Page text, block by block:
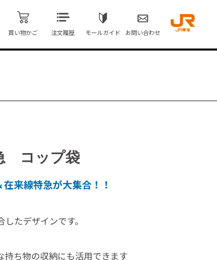
買い物かご 注文履歴 モールガイド お問い合わせ
コップ袋
来線特急が大集合！！
たデザインです。
持ち物の収納にも活用できます